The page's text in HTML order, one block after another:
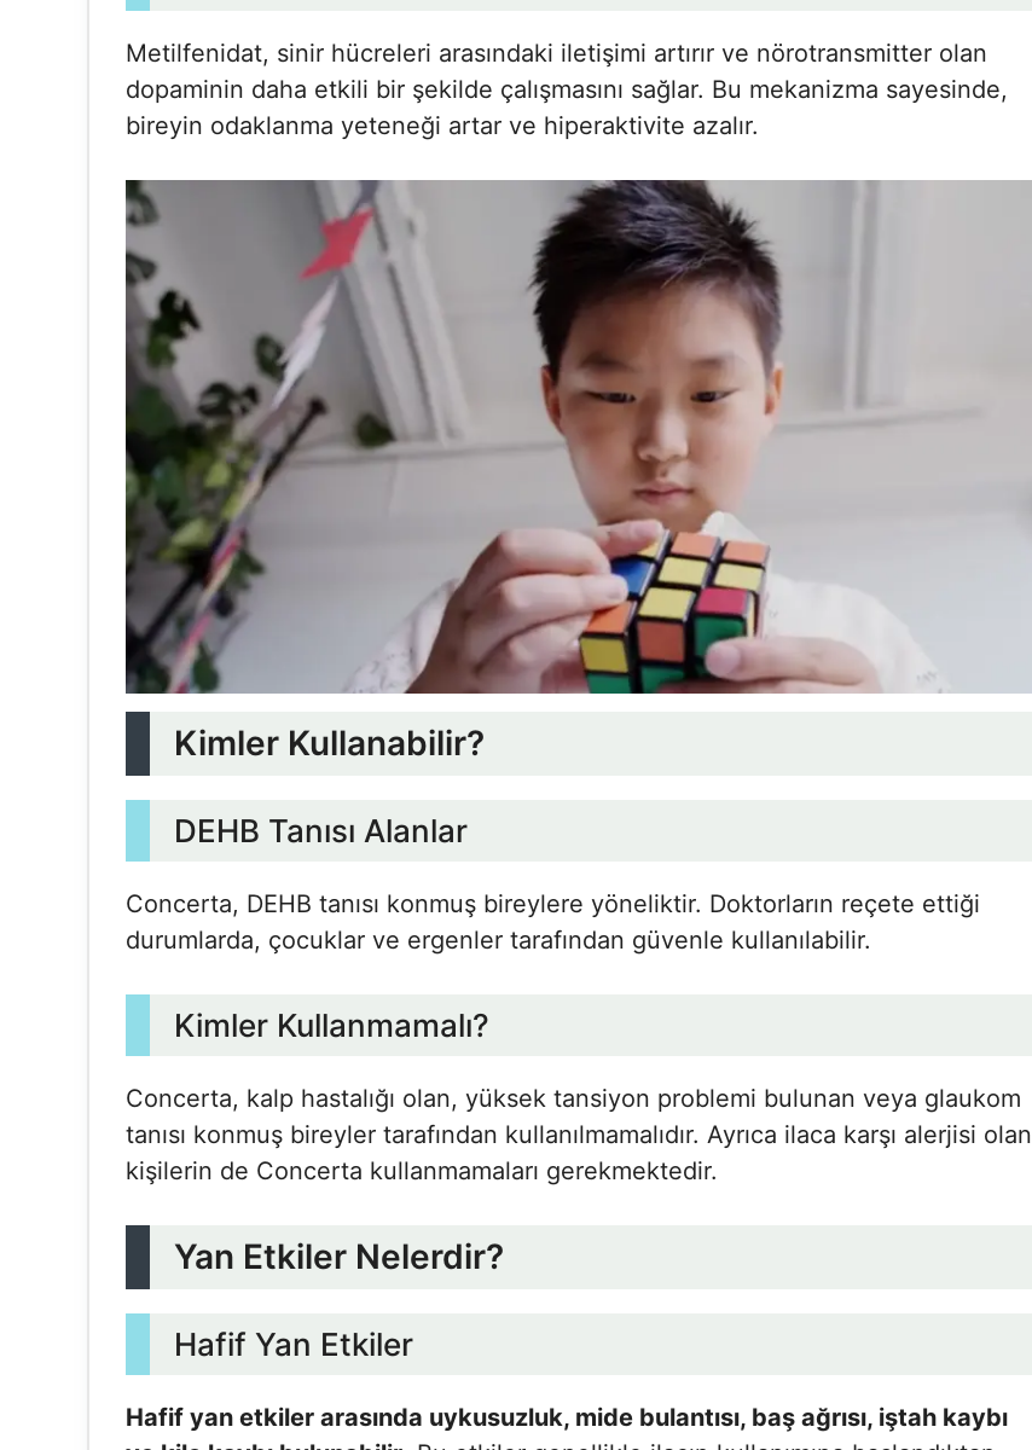
Metilfenidat, sinir hücreleri arasındaki iletişimi artırır ve nörotransmitter olan
dopaminin daha etkili bir şekilde çalışmasını sağlar. Bu mekanizma sayesinde,
bireyin odaklanma yeteneği artar ve hiperaktivite azalır.
Kimler Kullanabilir?
DEHB Tanısı Alanlar
Concerta, DEHB tanısı konmuş bireylere yöneliktir. Doktorların reçete ettiği
durumlarda, çocuklar ve ergenler tarafından güvenle kullanılabilir.
Kimler Kullanmamalı?
Concerta, kalp hastalığı olan, yüksek tansiyon problemi bulunan veya glaukom
tanısı konmuş bireyler tarafından kullanılmamalıdır. Ayrıca ilaca karşı alerjisi olan
kişilerin de Concerta kullanmamaları gerekmektedir.
Yan Etkiler Nelerdir?
Hafif Yan Etkiler
Hafif yan etkiler arasında uykusuzluk, mide bulantısı, baş ağrısı, iştah kaybı